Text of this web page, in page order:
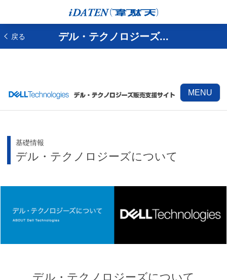
戻る デル・テクノロジーズ...
MENU
基礎情報
デル・テクノロジーズについて
デル・テクノロジーズについて